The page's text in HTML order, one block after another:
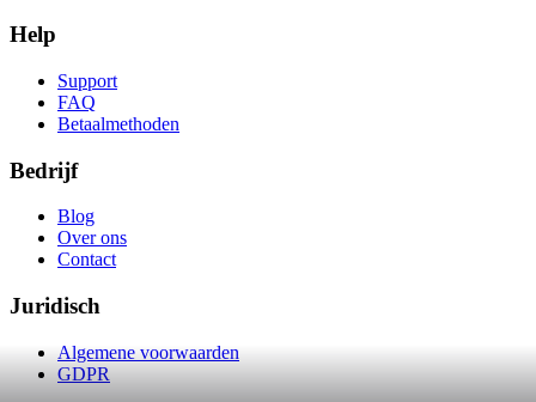
Help
Support
FAQ
Betaalmethoden
Bedrijf
Blog
Over ons
Contact
Juridisch
Algemene voorwaarden
GDPR